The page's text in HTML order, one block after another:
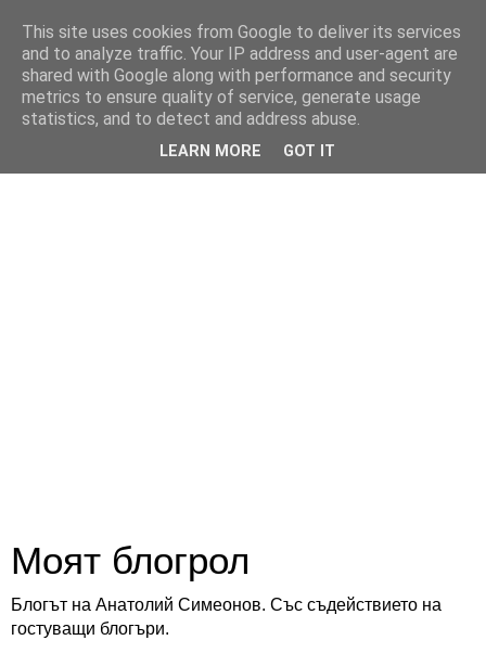
Моят блогрол
Блогът на Анатолий Симеонов. Със съдействието на
гостуващи блогъри.
This site uses cookies from Google to deliver its services
and to analyze traffic. Your IP address and user-agent are
shared with Google along with performance and security
metrics to ensure quality of service, generate usage
statistics, and to detect and address abuse.
LEARN MORE GOT IT